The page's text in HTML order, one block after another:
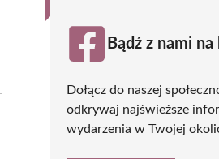
Bądź z nami na
Dołącz do naszej
odkrywaj najświeższe
wydarzenia w Twojej